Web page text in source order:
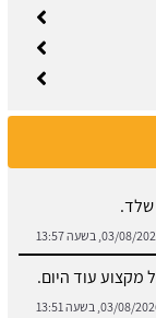
מקצוע עוד היום.
08/2026, בשעה 13:51
08/2026, בשעה 13:43